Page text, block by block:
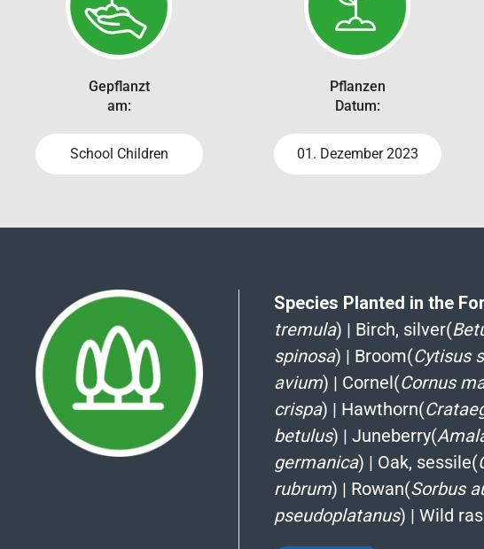
Gepflanzt
am:
School Children
Pflanzen
Datum:
01. Dezember 2023
Species Planted in the
tremula) | Birch, silver(
spinosa) | Broom(Cytisus
avium) | Cornel(Cornus
crispa) | Hawthorn(
betulus) | Juneberry(
germanica) | Oak, sessile(
rubrum) | Rowan(Sorbus
pseudoplatanus) | Wild